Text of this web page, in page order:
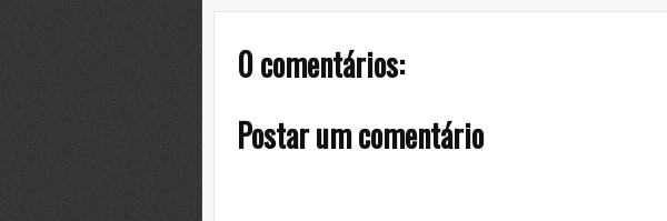
0 comentários:
Postar um comentário